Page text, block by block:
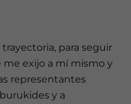
para seguir
me exijo a mí mismo y
representantes
y a